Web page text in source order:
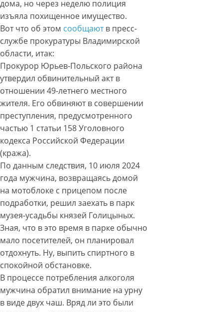
дома, но через неделю полиция
изъяла похищенное имущество.
Вот что об этом сообщаютв пресс-
службе прокуратуры Владимирской
области, итак:
Прокурор Юрьев-Польского района
утвердил обвинительный акт в
отношении 49-летнего местного
жителя. Его обвиняют в совершении
преступления, предусмотренного
частью 1 статьи 158 Уголовного
кодекса Российской Федерации
(кража).
По данным следствия, 10 июля 2024
года мужчина, возвращаясь домой
на мотоблоке с прицепом после
подработки, решил заехать в парк
музея-усадьбы князей Голицыных.
Зная, что в это время в парке обычно
мало посетителей, он планировал
отдохнуть. Ну, выпить спиртного в
спокойной обстановке.
В процессе потребления алкоголя
мужчина обратил внимание на урну
в виде двух чаш. Вряд ли это были